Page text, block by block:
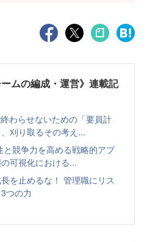
ムの編成・運営》連載記
わらせないための「要員計
刈り取るその考え...
競争力を高める戦略的アプ
可視化における...
を止めるな！ 管理職にリス
つの力